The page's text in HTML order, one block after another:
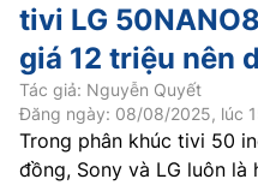
tivi LG
giá 12 triệu nên
Tác giả: Nguyễn Quyết
Đăng ngày: 08/08/2025, lúc
Trong phân khúc tivi 50
đồng, Sony và LG luôn